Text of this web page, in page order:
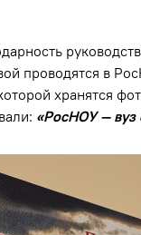
проводятся в
хранятся
«РосНОУ — вуз